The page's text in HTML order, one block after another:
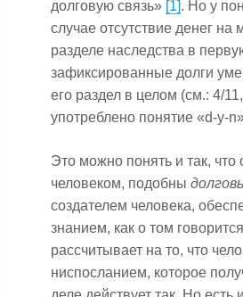
долговую связь» [1]. Но у
случае отсутствие денег
разделе наследства в
зафиксированные долги
его раздел в целом (см.: 4/
употреблено понятие «d-y-
Это можно понять и так,
человеком, подобны
создателем человека,
знанием, как о том
рассчитывает на то, что
ниспосланием, которое